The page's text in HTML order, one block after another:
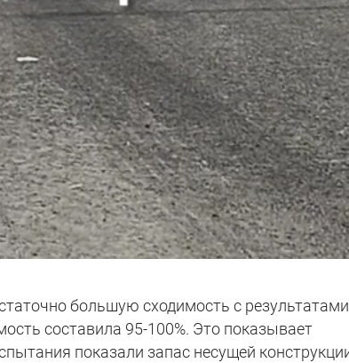
большую сходимость с результатами
составила 95-100%. Это показывает
показали запас несущей